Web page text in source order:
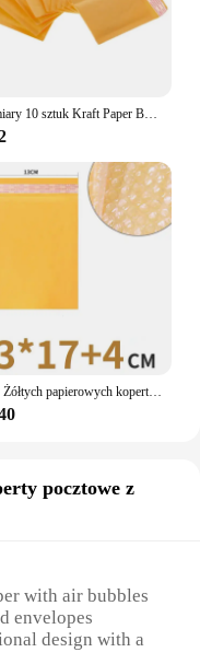
3 rozmiary 10 sztuk Kraft Paper Bubble koperty torby Mailers wyściełana wysyłka koperta z bańką torebka wysyłkowa materiały biznesowe
10 szt. Żółtych papierowych kopert z bąbelkami kopert wyściełanych kopert wysyłkowych z bąbelkowymi torbami do pakowania torby kurierskie
pocztowe z
with air bubbles
envelopes
design with a